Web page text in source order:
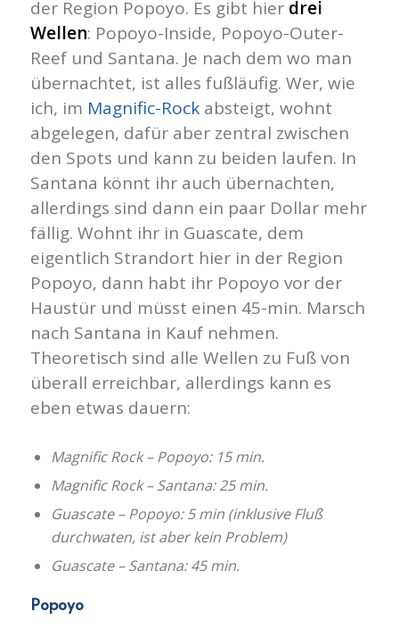
der Region Popoyo. Es gibt hier drei
Wellen: Popoyo-Inside, Popoyo-Outer-
Reef und Santana. Je nach dem wo man
übernachtet, ist alles fußläufig. Wer, wie
ich, im Magnific-Rock absteigt, wohnt
abgelegen, dafür aber zentral zwischen
den Spots und kann zu beiden laufen. In
Santana könnt ihr auch übernachten,
allerdings sind dann ein paar Dollar mehr
fällig. Wohnt ihr in Guascate, dem
eigentlich Strandort hier in der Region
Popoyo, dann habt ihr Popoyo vor der
Haustür und müsst einen 45-min. Marsch
nach Santana in Kauf nehmen.
Theoretisch sind alle Wellen zu Fuß von
überall erreichbar, allerdings kann es
eben etwas dauern:
Magnific Rock – Popoyo: 15 min.
Magnific Rock – Santana: 25 min.
Guascate – Popoyo: 5 min (inklusive Fluß
durchwaten, ist aber kein Problem)
Guascate – Santana: 45 min.
Popoyo